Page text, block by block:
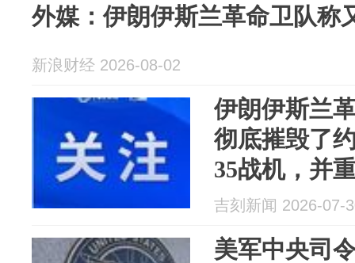
外媒：伊朗伊斯兰革命卫队称
新浪财经 2026-08-02
伊朗伊斯兰
彻底摧毁了
35战机，并
吉刻新闻 2026-07-
美军中央司